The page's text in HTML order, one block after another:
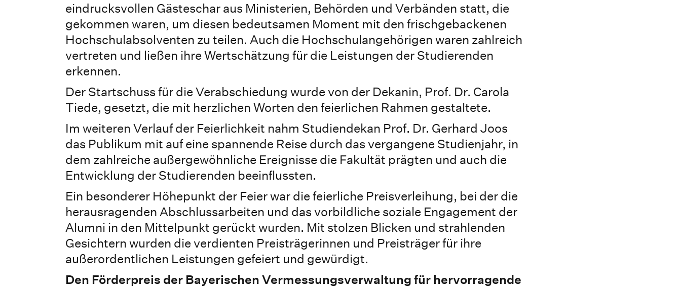
eindrucksvollen Gästeschar aus Ministerien, Behörden und Verbänden statt, die
gekommen waren, um diesen bedeutsamen Moment mit den frischgebackenen
Hochschulabsolventen zu teilen. Auch die Hochschulangehörigen waren zahlreich
vertreten und ließen ihre Wertschätzung für die Leistungen der Studierenden
erkennen.
Der Startschuss für die Verabschiedung wurde von der Dekanin, Prof. Dr. Carola
Tiede, gesetzt, die mit herzlichen Worten den feierlichen Rahmen gestaltete.
Im weiteren Verlauf der Feierlichkeit nahm Studiendekan Prof. Dr. Gerhard Joos
das Publikum mit auf eine spannende Reise durch das vergangene Studienjahr, in
dem zahlreiche außergewöhnliche Ereignisse die Fakultät prägten und auch die
Entwicklung der Studierenden beeinflussten.
Ein besonderer Höhepunkt der Feier war die feierliche Preisverleihung, bei der die
herausragenden Abschlussarbeiten und das vorbildliche soziale Engagement der
Alumni in den Mittelpunkt gerückt wurden. Mit stolzen Blicken und strahlenden
Gesichtern wurden die verdienten Preisträgerinnen und Preisträger für ihre
außerordentlichen Leistungen gefeiert und gewürdigt.
Den Förderpreis der Bayerischen Vermessungsverwaltung für hervorragende